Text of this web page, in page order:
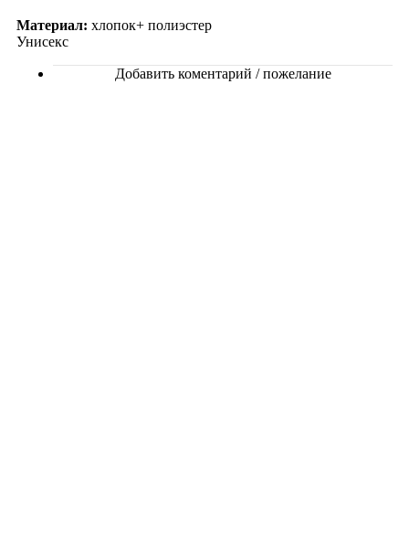
Материал: хлопок+ полиэстер
Унисекс
Добавить коментарий / пожелание